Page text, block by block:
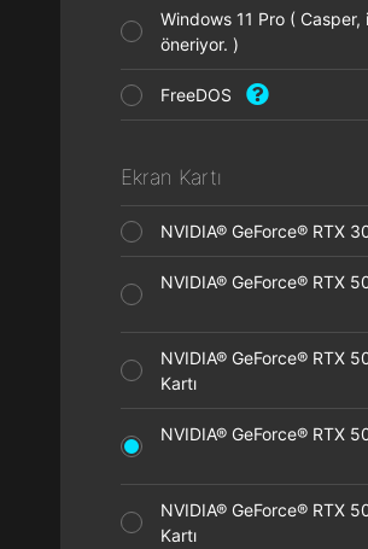
Windows 11 Pro (
öneriyor. )
FreeDOS
Ekran Kartı
NVIDIA® GeForce® RTX
NVIDIA® GeForce® RTX
NVIDIA® GeForce® RTX
Kartı
NVIDIA® GeForce® RTX
NVIDIA® GeForce® RTX
Kartı